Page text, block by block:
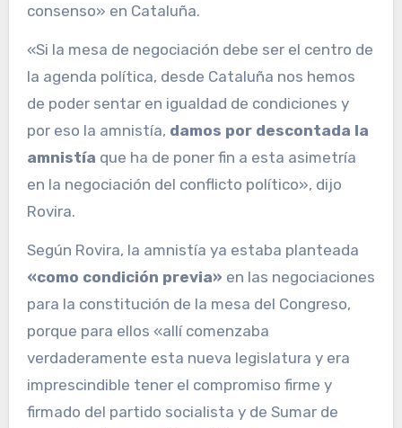
consenso» en Cataluña.
«Si la mesa de negociación debe ser el centro de
la agenda política, desde Cataluña nos hemos
de poder sentar en igualdad de condiciones y
por eso la amnistía, damos por descontada la
amnistía que ha de poner fin a esta asimetría
en la negociación del conflicto político», dijo
Rovira.
Según Rovira, la amnistía ya estaba planteada
«como condición previa» en las negociaciones
para la constitución de la mesa del Congreso,
porque para ellos «allí comenzaba
verdaderamente esta nueva legislatura y era
imprescindible tener el compromiso firme y
firmado del partido socialista y de Sumar de